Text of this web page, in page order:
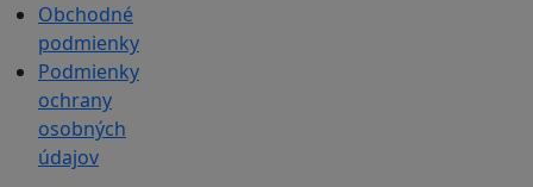
Obchodné
podmienky
Podmienky
ochrany
osobných
údajov